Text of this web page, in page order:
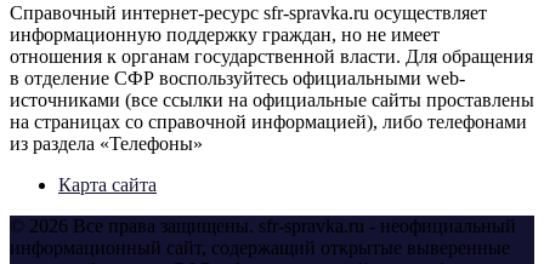
Справочный интернет-ресурс sfr-spravka.ru осуществляет
информационную поддержку граждан, но не имеет
отношения к органам государственной власти. Для обращения
в отделение СФР воспользуйтесь официальными web-
источниками (все ссылки на официальные сайты проставлены
на страницах со справочной информацией), либо телефонами
из раздела «Телефоны»
Карта сайта
© 2026 Все права защищены. sfr-spravka.ru - неофициальный
информационный сайт, содержащий открытые выверенные